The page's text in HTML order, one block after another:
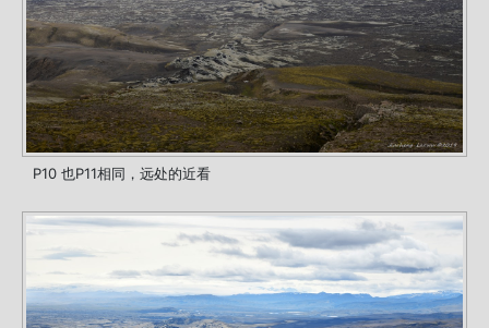
P10 也P11相同，远处的近看